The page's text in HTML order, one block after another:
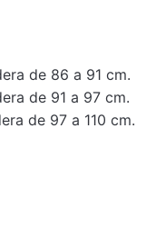
de 86 a 91 cm.
de 91 a 97 cm.
de 97 a 110 cm.